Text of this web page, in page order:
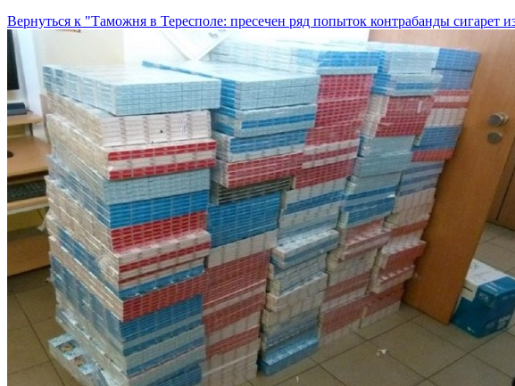
Вернуться к "Таможня в Тересполе: пресечен ряд попыток контрабанды сигарет